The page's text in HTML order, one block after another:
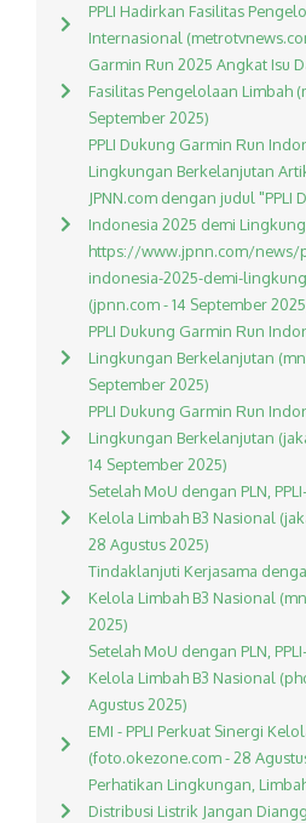
PPLI Hadirkan Fasilitas
Internasional
Garmin Run 2025 Angkat Isu
Fasilitas Pengelolaan Limbah
September 2025)
PPLI Dukung Garmin Run
Lingkungan Berkelanjutan
JPNN.com dengan judul "PPLI
Indonesia 2025 demi
https://www.jpnn.com/news/
indonesia-2025-demi-
(jpnn.com - 14 September
PPLI Dukung Garmin Run
Lingkungan Berkelanjutan
September 2025)
PPLI Dukung Garmin Run
Lingkungan Berkelanjutan
14 September 2025)
Setelah MoU dengan PLN,
Kelola Limbah B3 Nasional
28 Agustus 2025)
Tindaklanjuti Kerjasama
Kelola Limbah B3 Nasional
2025)
Setelah MoU dengan PLN,
Kelola Limbah B3 Nasional
Agustus 2025)
EMI - PPLI Perkuat Sinergi
(foto.okezone.com - 28
Perhatikan Lingkungan,
Distribusi Listrik Jangan